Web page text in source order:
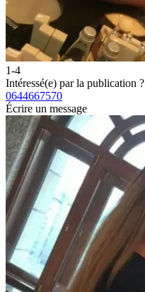
1-4
Intéressé(e) par la publication ?
0644667570
Écrire un message